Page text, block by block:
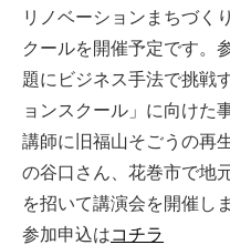
リノベーションまちづく
クールを開催予定です。
題にビジネス手法で挑戦
ョンスクール」に向けた
講師に旧福山そごうの再
の谷口さん、花巻市で地
を招いて講演会を開催し
参加申込はコチラ